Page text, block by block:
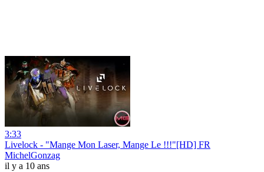
3:33
Livelock - "Mange Mon Laser, Mange Le !!!"[HD] FR
MichelGonzag
il y a 10 ans